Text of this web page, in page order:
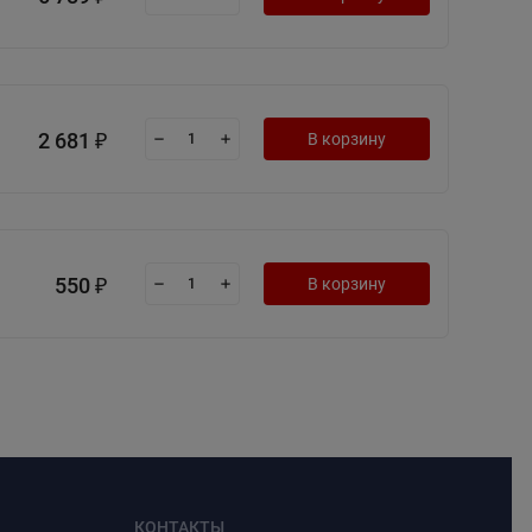
2 681 ₽ В корзину
550 ₽ В корзину
КОНТАКТЫ